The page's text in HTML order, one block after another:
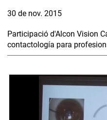
30 de nov. 2015
Participació d'Alcon Vision
contactología para